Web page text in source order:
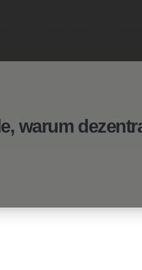
warum